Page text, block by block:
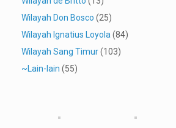
Wilayah Don Bosco (25)
Wilayah Ignatius Loyola (84)
Wilayah Sang Timur(103)
~Lain-lain (55)